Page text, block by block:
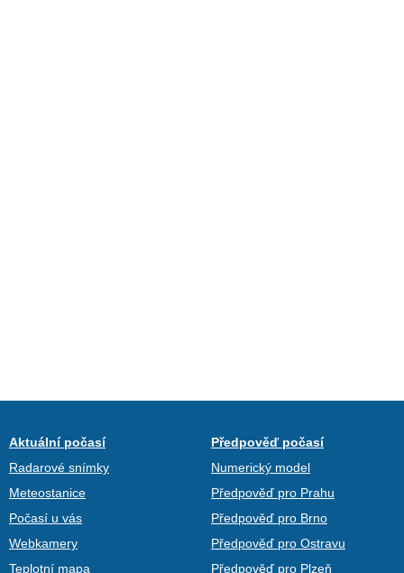
Aktuální počasí
Radarové snímky
Meteostanice
Počasí u vás
Webkamery
Teplotní mapa
Předpověď počasí
Numerický model
Předpověď pro Prahu
Předpověď pro Brno
Předpověď pro Ostravu
Předpověď pro Plzeň